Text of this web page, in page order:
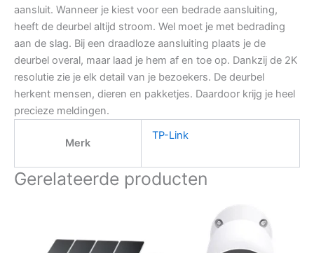
aansluit. Wanneer je kiest voor een bedrade aansluiting,
heeft de deurbel altijd stroom. Wel moet je met bedrading
aan de slag. Bij een draadloze aansluiting plaats je de
deurbel overal, maar laad je hem af en toe op. Dankzij de 2K
resolutie zie je elk detail van je bezoekers. De deurbel
herkent mensen, dieren en pakketjes. Daardoor krijg je heel
precieze meldingen.
Merk
TP-Link
Gerelateerde producten